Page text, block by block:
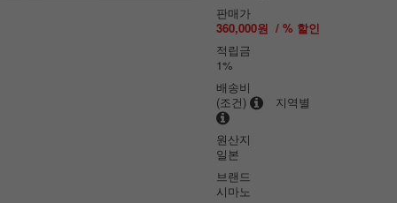
판매가
360,000원 / % 할인
적립금
1%
배송비
(조건)
지역별
원산지
일본
브랜드
시마노